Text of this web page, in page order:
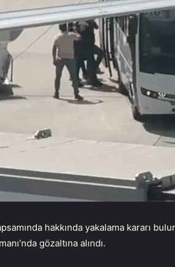
hakkında yakalama kararı
gözaltına alındı.